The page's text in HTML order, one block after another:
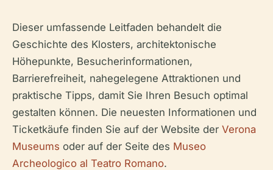
Dieser umfassende Leitfaden behandelt die
Geschichte des Klosters, architektonische
Höhepunkte, Besucherinformationen,
Barrierefreiheit, nahegelegene Attraktionen und
praktische Tipps, damit Sie Ihren Besuch optimal
gestalten können. Die neuesten Informationen und
Ticketkäufe finden Sie auf der Website der Verona
Museums oder auf der Seite des Museo
Archeologico al Teatro Romano.